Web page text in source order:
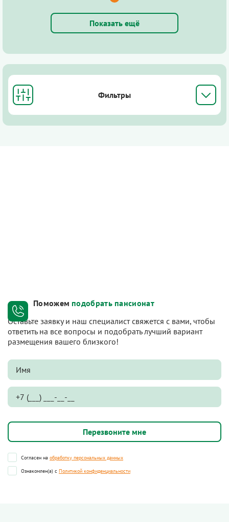
Показать ещё
Фильтры
Поможем подобрать пансионат
Оставьте заявку и наш специалист свяжется с вами, чтобы
ответить на все вопросы и подобрать лучший вариант
размещения вашего близкого!
Согласен на обработку персональных данных
Ознакомлен(а) с Политикой конфиденциальности